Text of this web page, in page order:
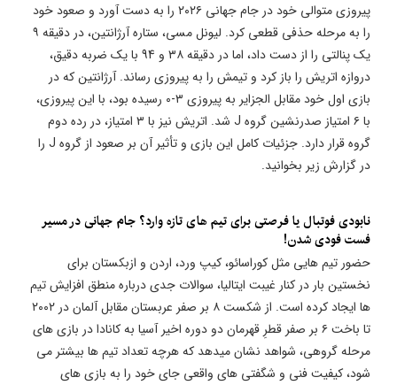
پیروزی متوالی خود در جام جهانی ۲۰۲۶ را به دست آورد و صعود خود
را به مرحله حذفی قطعی کرد. لیونل مسی، ستاره آرژانتین، در دقیقه ۹
یک پنالتی را از دست داد، اما در دقیقه ۳۸ و 94 با یک ضربه دقیق،
دروازه اتریش را باز کرد و تیمش را به پیروزی رساند. آرژانتین که در
بازی اول خود مقابل الجزایر به پیروزی ۳-۰ رسیده بود، با این پیروزی،
با ۶ امتیاز صدرنشین گروه J شد. اتریش نیز با ۳ امتیاز، در رده دوم
گروه قرار دارد. جزئیات کامل این بازی و تأثیر آن بر صعود از گروه J را
در گزارش زیر بخوانید.
نابودی فوتبال یا فرصتی برای تیم های تازه وارد؟ جام جهانی در مسیر
فست فودی شدن!
حضور تیم هایی مثل کوراسائو، کیپ ورد، اردن و ازبکستان برای
نخستین بار در کنار غیبت ایتالیا، سوالات جدی درباره منطق افزایش تیم
ها ایجاد کرده است. از شکست ۸ بر صفر عربستان مقابل آلمان در ۲۰۰۲
تا باخت ۶ بر صفر قطرِ قهرمان دو دوره اخیر آسیا به کانادا در بازی های
مرحله گروهی، شواهد نشان میدهد که هرچه تعداد تیم ها بیشتر می
شود، کیفیت فنی و شگفتی های واقعی جای خود را به بازی های